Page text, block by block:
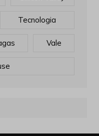
Tecnologia
Vale